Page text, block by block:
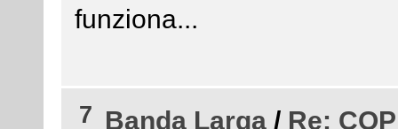
funziona...
7 Banda Larga / Re: